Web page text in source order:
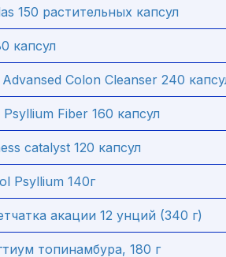
150 растительных капсул
капсул
Colon Cleanser 240
Psyllium Fiber 160 капсул
catalyst 120 капсул
Psyllium 140г
акации 12 унций (340 г)
топинамбура, 180 г